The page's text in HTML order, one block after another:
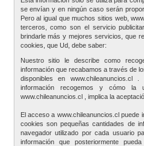
se envían y en ningún caso serán
Pero al igual que muchos sitios web,
terceros, como son el servicio
brindarle más y mejores servicios, que
cookies, que Ud, debe saber:
Nuestro sitio le describe como
información que recabamos a través de
disponibles en www.chileanuncios.cl
información recogemos y cómo
www.chileanuncios.cl , implica la
El acceso a www.chileanuncios.cl puede
cookies son pequeñas cantidades de
navegador utilizado por cada usuario
información que posteriormente